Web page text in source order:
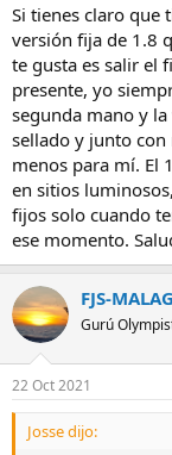
Si tienes claro que
versión fija de 1.8
te gusta es salir el
presente, yo
segunda mano y
sellado y junto
menos para mí. El
en sitios
fijos solo cuando
ese momento.
FJS-
Gurú
22 Oct 2021
Josse dijo: